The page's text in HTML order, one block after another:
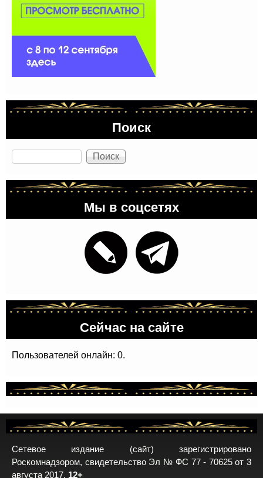
Поиск
Поиск
Мы в соцсетях
Сейчас на сайте
Пользователей онлайн: 0.
Сетевое издание (сайт) зарегистрировано
Роскомнадзором, свидетельство Эл № ФС 77 - 70625 от 3
августа 2017. 12+